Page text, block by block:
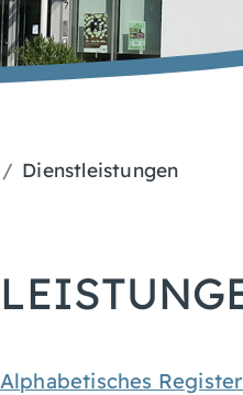
Dienstleistungen
Alphabetisches